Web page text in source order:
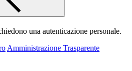
una autenticazione personale.
Amministrazione Trasparente